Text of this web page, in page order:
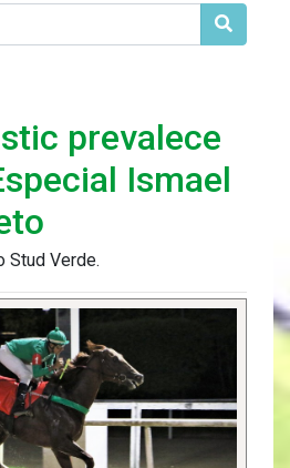
prevalece
Ismael
Stud Verde.